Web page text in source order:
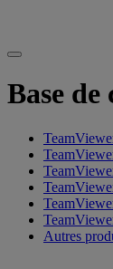
Base de
Autres